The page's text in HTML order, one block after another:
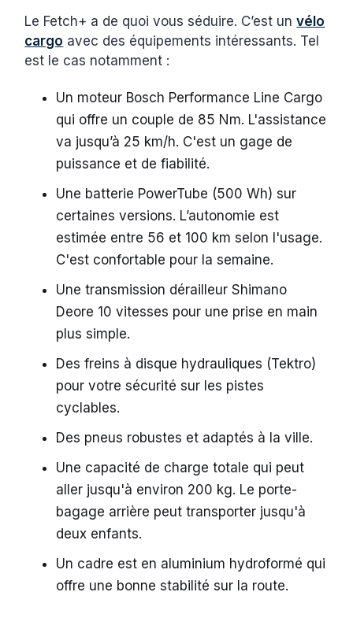
Le Fetch+ a de quoi vous séduire. C’est unvélo
cargo avec des équipements intéressants. Tel
est le cas notamment :
Un moteur Bosch Performance Line Cargo
qui offre un couple de 85 Nm. L'assistance
va jusqu’à 25 km/h. C'est un gage de
puissance et de fiabilité.
Une batterie PowerTube (500 Wh) sur
certaines versions. L’autonomie est
estimée entre 56 et 100 km selon l'usage.
C'est confortable pour la semaine.
Une transmission dérailleur Shimano
Deore 10 vitesses pour une prise en main
plus simple.
Des freins à disque hydrauliques (Tektro)
pour votre sécurité sur les pistes
cyclables.
Des pneus robustes et adaptés à la ville.
Une capacité de charge totale qui peut
aller jusqu'à environ 200 kg. Le porte-
bagage arrière peut transporter jusqu'à
deux enfants.
Un cadre est en aluminium hydroformé qui
offre une bonne stabilité sur la route.